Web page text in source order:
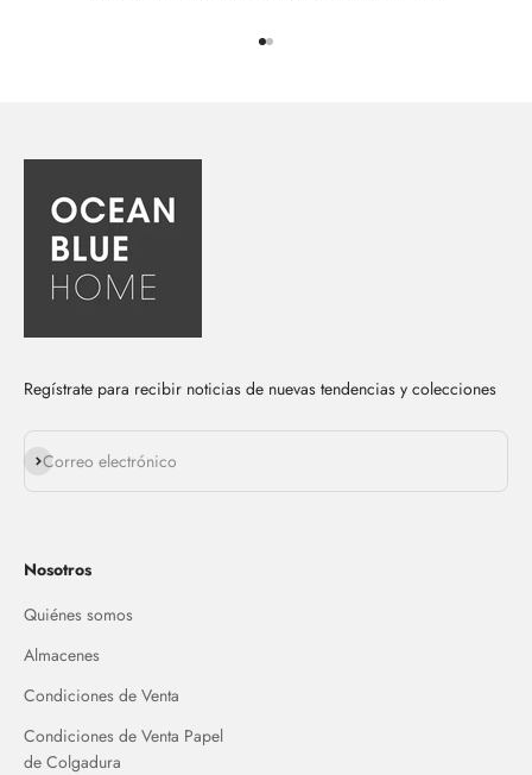
Ir al artículo 1
Ir al artículo 2
Regístrate para recibir noticias de nuevas tendencias y colecciones
Correo electrónico
Suscribirse
Nosotros
Quiénes somos
Almacenes
Condiciones de Venta
Condiciones de Venta Papel
de Colgadura